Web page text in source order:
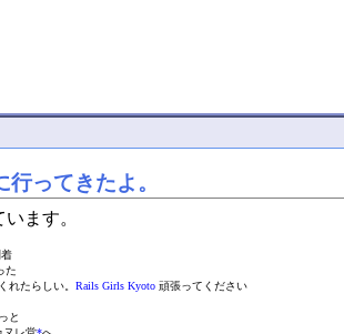
ってきたよ。
ます。
た
れたらしい。 Rails Girls Kyoto 頑張ってください
と